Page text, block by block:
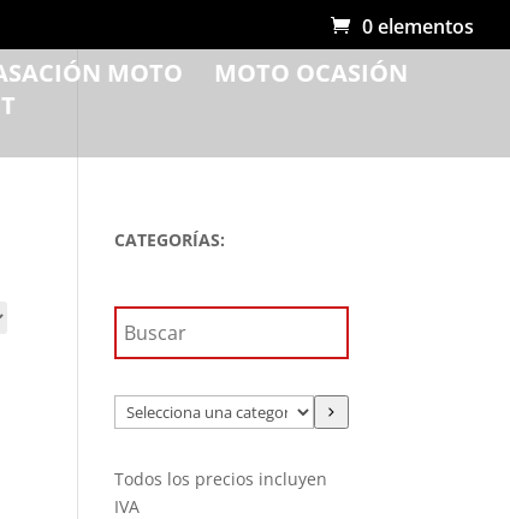
0 elementos
MOTO
MOTO OCASIÓN
CATEGORÍAS:
Selecciona
una
Todos los precios incluyen
IVA